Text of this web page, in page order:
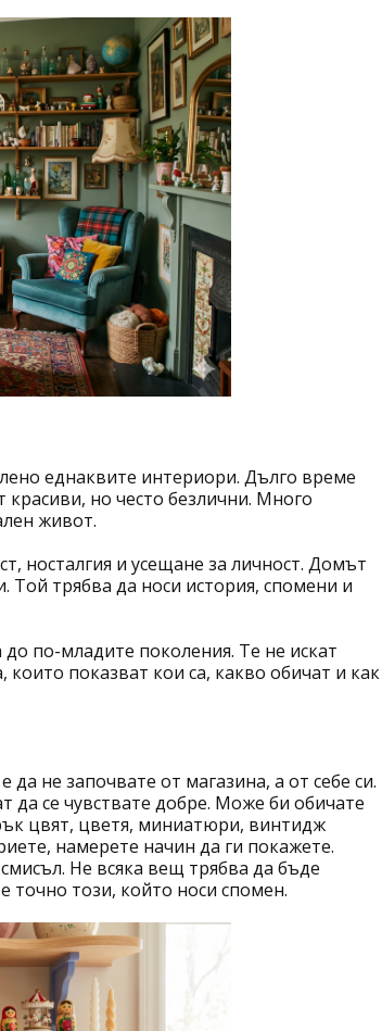
еднаквите интериори. Дълго време
но често безлични. Много
живот.
носталгия и усещане за личност. Домът
Той трябва да носи история, спомени и
по-младите поколения. Те не искат
показват кои са, какво обичат и как
не започвате от магазина, а от себе си.
се чувствате добре. Може би обичате
цвят, цветя, миниатюри, винтидж
намерете начин да ги покажете.
Не всяка вещ трябва да бъде
точно този, който носи спомен.